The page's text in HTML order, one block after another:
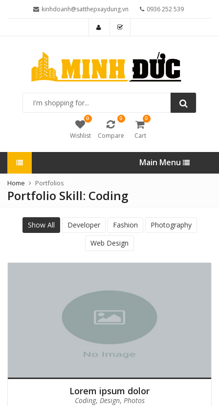
kinhdoanh@satthepxaydung.vn 0936 252 539
shopping
0
Wishlist
0
Compare
0
Cart
Main Menu
Home Portfolios
Portfolio Skill: Coding
Show All Developer Fashion
Photography
Web Design
Lorem ipsum dolor
Coding, Design, Photos